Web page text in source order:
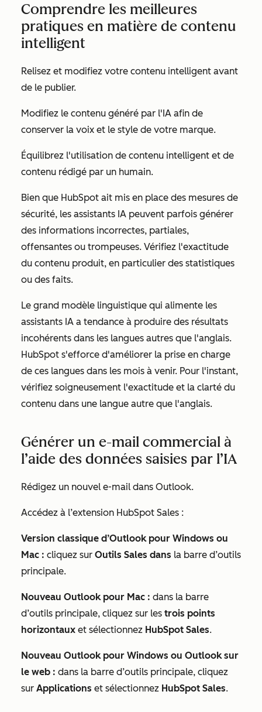
Comprendre les meilleures
pratiques en matière de contenu
intelligent
Relisez et modifiez votre contenu intelligent avant
de le publier.
Modifiez le contenu généré par l'IA afin de
conserver la voix et le style de votre marque.
Équilibrez l'utilisation de contenu intelligent et de
contenu rédigé par un humain.
Bien que HubSpot ait mis en place des mesures de
sécurité, les assistants IA peuvent parfois générer
des informations incorrectes, partiales,
offensantes ou trompeuses. Vérifiez l'exactitude
du contenu produit, en particulier des statistiques
ou des faits.
Le grand modèle linguistique qui alimente les
assistants IA a tendance à produire des résultats
incohérents dans les langues autres que l'anglais.
HubSpot s'efforce d'améliorer la prise en charge
de ces langues dans les mois à venir. Pour l'instant,
vérifiez soigneusement l'exactitude et la clarté du
contenu dans une langue autre que l'anglais.
Générer un e-mail commercial à
l’aide des données saisies par l’IA
Rédigez un nouvel e-mail dans Outlook.
Accédez à l’extension HubSpot Sales :
Version classique d’Outlook pour Windows ou
Mac : cliquez sur Outils Sales dans la barre d’outils
principale.
Nouveau Outlook pour Mac : dans la barre
d’outils principale, cliquez sur les trois points
horizontaux et sélectionnez HubSpot Sales.
Nouveau Outlook pour Windows ou Outlook sur
le web : dans la barre d’outils principale, cliquez
sur Applications et sélectionnez HubSpot Sales.